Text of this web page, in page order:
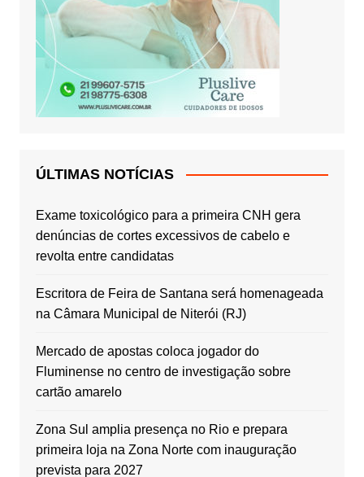
ÚLTIMAS NOTÍCIAS
Exame toxicológico para a primeira CNH gera
denúncias de cortes excessivos de cabelo e
revolta entre candidatas
Escritora de Feira de Santana será homenageada
na Câmara Municipal de Niterói (RJ)
Mercado de apostas coloca jogador do
Fluminense no centro de investigação sobre
cartão amarelo
Zona Sul amplia presença no Rio e prepara
primeira loja na Zona Norte com inauguração
prevista para 2027